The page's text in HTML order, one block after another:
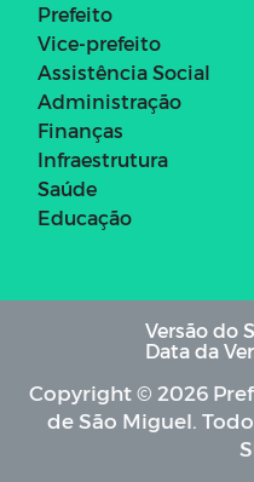
Prefeito
Vice-prefeito
Assistência Social
Administração
Finanças
Infraestrutura
Saúde
Educação
Versão do
Data da
Copyright © 2026
de São Miguel.